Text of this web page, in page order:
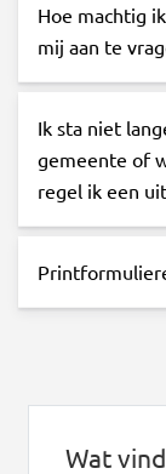
Hoe machtig
mij aan te
Ik sta niet
gemeente of
regel ik een
Wat